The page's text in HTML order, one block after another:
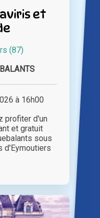
et
(87)
à 16h00
profiter d'un
et gratuit
sous
d'Eymoutiers